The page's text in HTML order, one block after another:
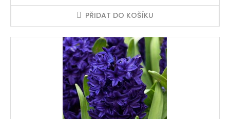
PŘIDAT DO KOŠÍKU